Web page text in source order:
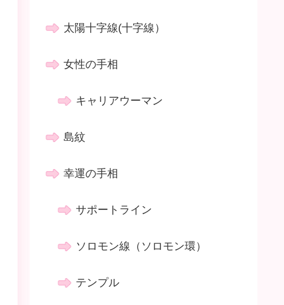
太陽十字線(十字線）
女性の手相
キャリアウーマン
島紋
幸運の手相
サポートライン
ソロモン線（ソロモン環）
テンプル